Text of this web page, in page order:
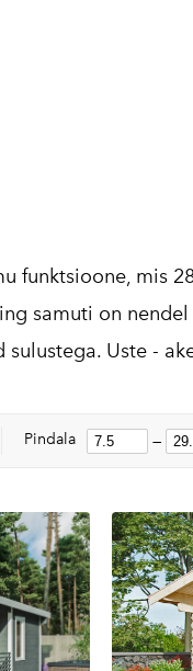
funktsioone, mis
samuti on
Uste -
Pindala —